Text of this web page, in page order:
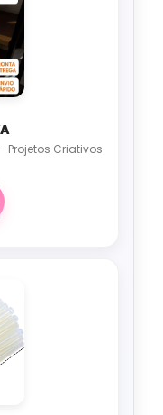
Projetos Criativos